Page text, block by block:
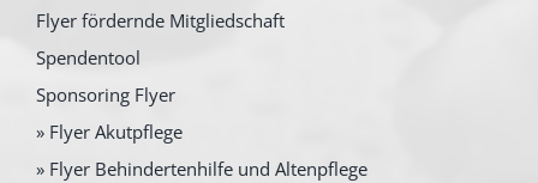
Flyer fördernde Mitgliedschaft
Spendentool
Sponsoring Flyer
» Flyer Akutpflege
» Flyer Behindertenhilfe und Altenpflege